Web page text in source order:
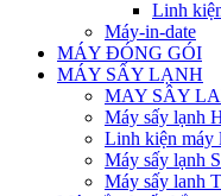
Linh
Máy-in-date
MÁY ĐÓNG GÓI
MÁY SẤY LẠNH
MAY SÂY
Máy sấy lạnh
Linh kiện máy
Máy sấy lạnh
Máy sấy lanh